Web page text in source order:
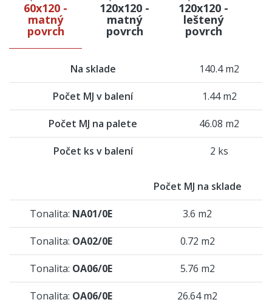
60x120 -
matný
povrch
120x120 -
matný
povrch
120x120 -
leštený
povrch
Na sklade 140.4 m2
Počet MJ v balení 1.44 m2
Počet MJ na palete 46.08 m2
Počet ks v balení 2 ks
Počet MJ na sklade
Tonalita: NA01/0E 3.6 m2
Tonalita: OA02/0E 0.72 m2
Tonalita: OA06/0E 5.76 m2
Tonalita: OA06/0E 26.64 m2